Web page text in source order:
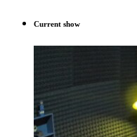
Current show